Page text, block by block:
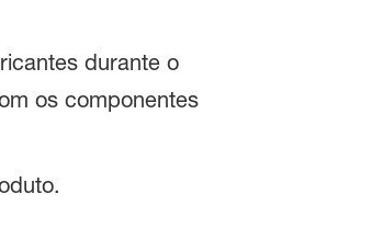
durante o
os componentes